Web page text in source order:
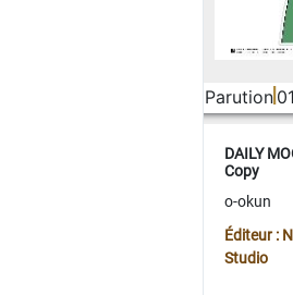
Parution
DAILY
Copy
o-okun
Éditeur :
Studio